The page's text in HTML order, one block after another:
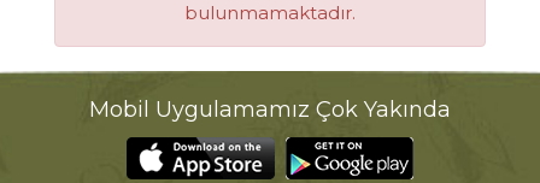
bulunmamaktadır.
Mobil Uygulamamız Çok Yakında